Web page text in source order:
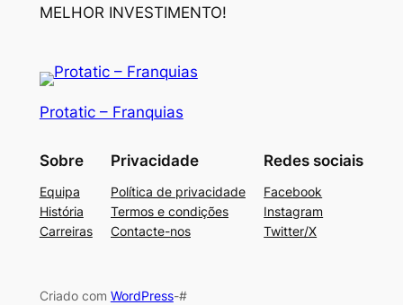
MELHOR INVESTIMENTO!
Protatic – Franquias
Sobre
Equipa
História
Carreiras
Privacidade
Política de privacidade
Termos e condições
Contacte-nos
Redes sociais
Facebook
Instagram
Twitter/X
Criado com WordPress-#